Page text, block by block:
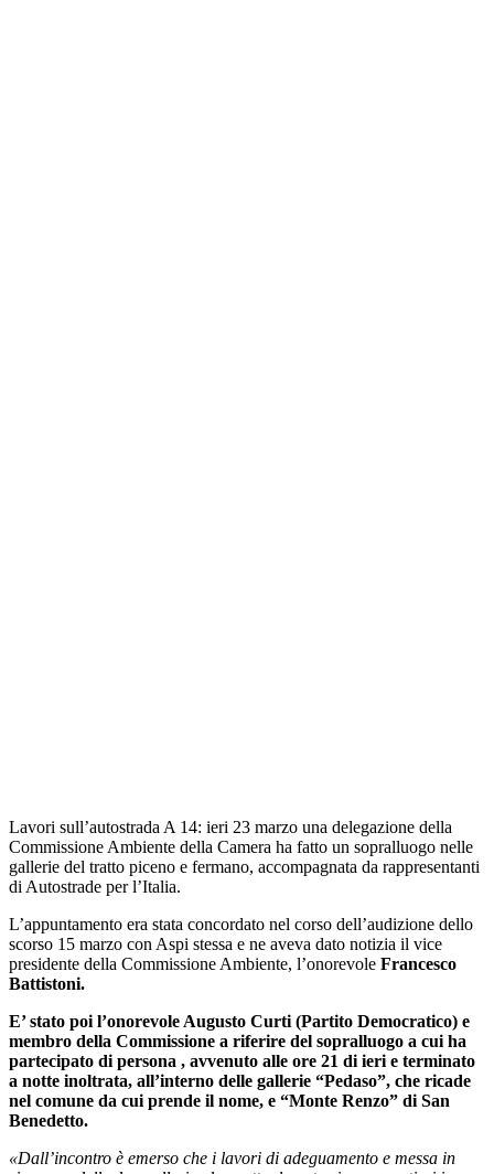
Lavori sull’autostrada A 14: ieri 23 marzo una delegazione della
Commissione Ambiente della Camera ha fatto un sopralluogo nelle
gallerie del tratto piceno e fermano, accompagnata da rappresentanti
di Autostrade per l’Italia.
L’appuntamento era stata concordato nel corso dell’audizione dello
scorso 15 marzo con Aspi stessa e ne aveva dato notizia il vice
presidente della Commissione Ambiente, l’onorevole Francesco
Battistoni.
E’ stato poi l’onorevole Augusto Curti (Partito Democratico) e
membro della Commissione a riferire del sopralluogo a cui ha
partecipato di persona , avvenuto alle ore 21 di ieri e terminato
a notte inoltrata, all’interno delle gallerie “Pedaso”, che ricade
nel comune da cui prende il nome, e “Monte Renzo” di San
Benedetto.
«Dall’incontro è emerso che i lavori di adeguamento e messa in